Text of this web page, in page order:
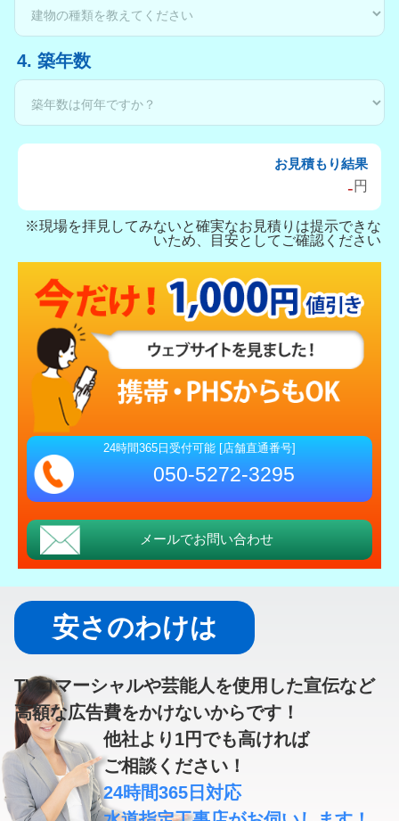
4. 築年数
お見積もり結果
- 円
※現場を拝見してみないと確実なお見積りは提示できな
いため、目安としてご確認ください
24時間365日受付可能 [店舗直通番号]
050-5272-3295
メールでお問い合わせ
安さのわけは
TVコマーシャルや芸能人を使用した宣伝など
高額な広告費をかけないからです！
他社より 1円でも高ければ
ご相談ください！
24時間365日対応